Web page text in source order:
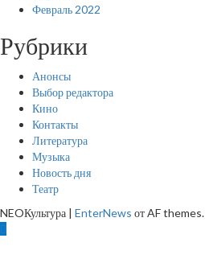
Февраль 2022
Рубрики
Анонсы
Выбор редактора
Кино
Контакты
Литература
Музыка
Новость дня
Театр
NEOКультура
EnterNews от AF themes.